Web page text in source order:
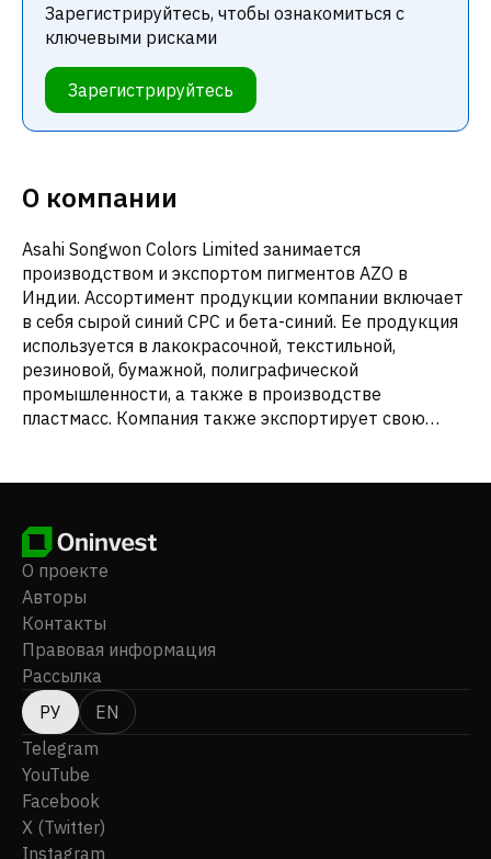
Зарегистрируйтесь, чтобы ознакомиться с
ключевыми рисками
Зарегистрируйтесь
О компании
Asahi Songwon Colors Limited занимается
производством и экспортом пигментов AZO в
Индии. Ассортимент продукции компании включает
в себя сырой синий CPC и бета-синий. Ее продукция
используется в лакокрасочной, текстильной,
резиновой, бумажной, полиграфической
промышленности, а также в производстве
пластмасс. Компания также экспортирует свою
квартира находится в Ахмадабаде, Индия.
О проекте
Авторы
Контакты
Правовая информация
Рассылка
РУ
EN
Telegram
YouTube
Facebook
X (Twitter)
Instagram